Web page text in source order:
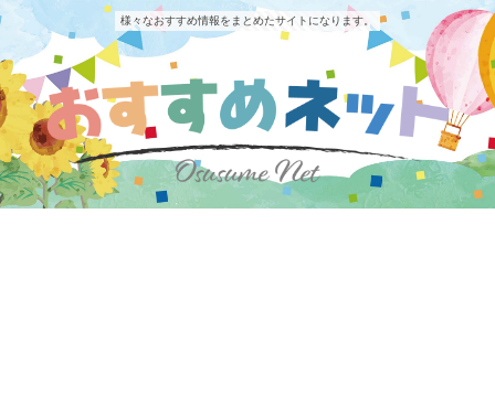
様々なおすすめ情報をまとめたサイトになります。